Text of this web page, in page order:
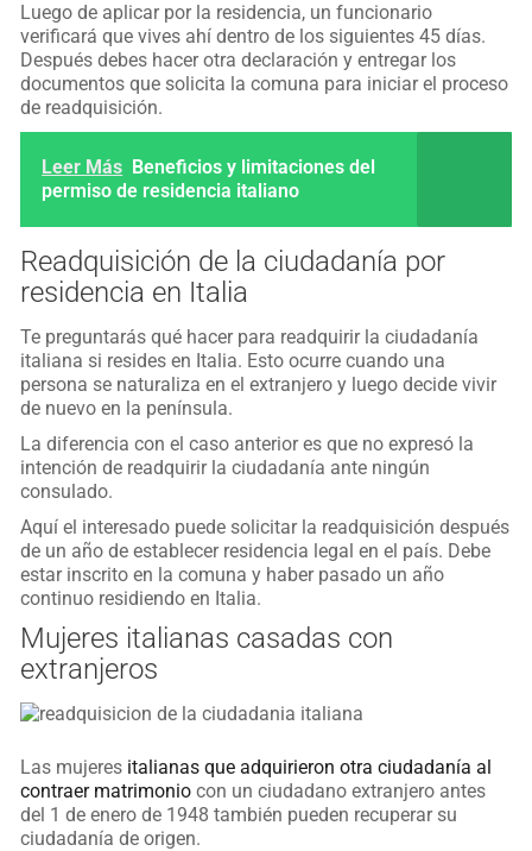
Luego de aplicar por la residencia, un funcionario
verificará que vives ahí dentro de los siguientes 45 días.
Después debes hacer otra declaración y entregar los
documentos que solicita la comuna para iniciar el proceso
de readquisición.
Leer Más Beneficios y limitaciones del
permiso de residencia italiano
Readquisición de la ciudadanía por
residencia en Italia
Te preguntarás qué hacer para readquirir la ciudadanía
italiana si resides en Italia. Esto ocurre cuando una
persona se naturaliza en el extranjero y luego decide vivir
de nuevo en la península.
La diferencia con el caso anterior es que no expresó la
intención de readquirir la ciudadanía ante ningún
consulado.
Aquí el interesado puede solicitar la readquisición después
de un año de establecer residencia legal en el país. Debe
estar inscrito en la comuna y haber pasado un año
continuo residiendo en Italia.
Mujeres italianas casadas con
extranjeros
Las mujeres italianas que adquirieron otra ciudadanía al
contraer matrimonio con un ciudadano extranjero antes
del 1 de enero de 1948 también pueden recuperar su
ciudadanía de origen.